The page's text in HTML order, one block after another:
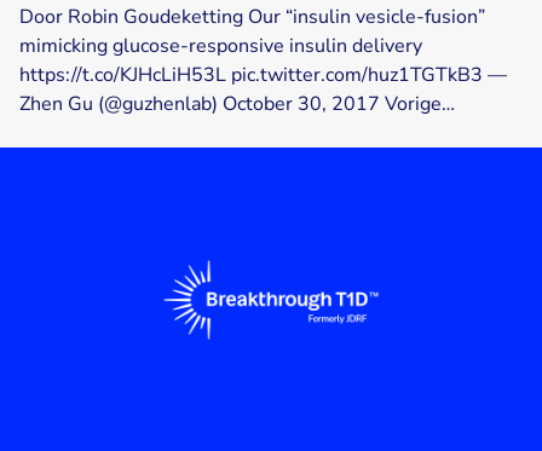
Door Robin Goudeketting Our “insulin vesicle-fusion”
mimicking glucose-responsive insulin delivery
https://t.co/KJHcLiH53L pic.twitter.com/huz1TGTkB3 —
Zhen Gu (@guzhenlab) October 30, 2017 Vorige…